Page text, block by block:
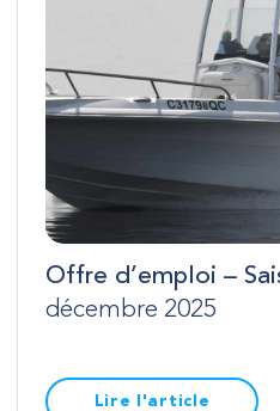
Offre d’emploi –
décembre 2025
Lire l'article
RECHERCHE
Fermer